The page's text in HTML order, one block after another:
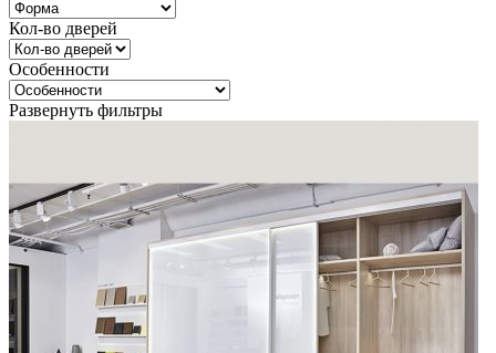
Кол-во дверей
Особенности
Развернуть фильтры